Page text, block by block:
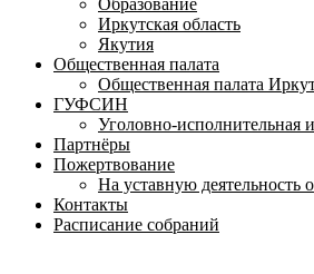
Образование
Иркутская область
Якутия
Общественная палата
Общественная палата
ГУФСИН
Уголовно-исполнительная
Партнёры
Пожертвование
На уставную деятельность
Контакты
Расписание собраний